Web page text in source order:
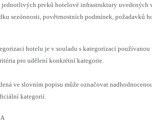
jednotlivých prvků hotelové infrastruktury uvedených
sezónnosti, povětrnostních podmínek, požadavků
hotelu je v souladu s kategorizací používanou
pro udělení konkrétní kategorie.
ve slovním popisu může označovat
kategorií.